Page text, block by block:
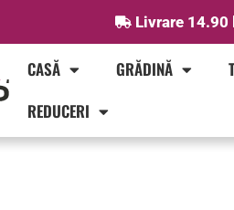
Livrare
CASĂ GRĂDINĂ
REDUCERI